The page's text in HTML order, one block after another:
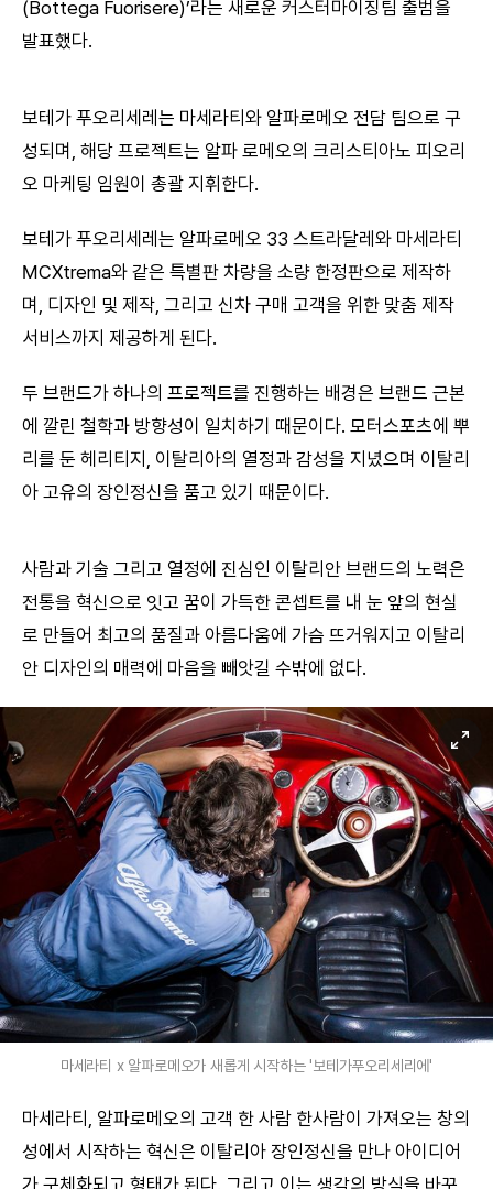
(Bottega Fuorisere)’라는 새로운 커스터마이징팀 출범을
발표했다.
보테가 푸오리세레는 마세라티와 알파로메오 전담 팀으로 구
성되며, 해당 프로젝트는 알파 로메오의 크리스티아노 피오리
오 마케팅 임원이 총괄 지휘한다.
보테가 푸오리세레는 알파로메오 33 스트라달레와 마세라티
MCXtrema와 같은 특별판 차량을 소량 한정판으로 제작하
며, 디자인 및 제작, 그리고 신차 구매 고객을 위한 맞춤 제작
서비스까지 제공하게 된다.
두 브랜드가 하나의 프로젝트를 진행하는 배경은 브랜드 근본
에 깔린 철학과 방향성이 일치하기 때문이다. 모터스포츠에 뿌
리를 둔 헤리티지, 이탈리아의 열정과 감성을 지녔으며 이탈리
아 고유의 장인정신을 품고 있기 때문이다.
사람과 기술 그리고 열정에 진심인 이탈리안 브랜드의 노력은
전통을 혁신으로 잇고 꿈이 가득한 콘셉트를 내 눈 앞의 현실
로 만들어 최고의 품질과 아름다움에 가슴 뜨거워지고 이탈리
안 디자인의 매력에 마음을 빼앗길 수밖에 없다.
마세라티 x 알파로메오가 새롭게 시작하는 '보테가푸오리세리에'
마세라티, 알파로메오의 고객 한 사람 한사람이 가져오는 창의
성에서 시작하는 혁신은 이탈리아 장인정신을 만나 아이디어